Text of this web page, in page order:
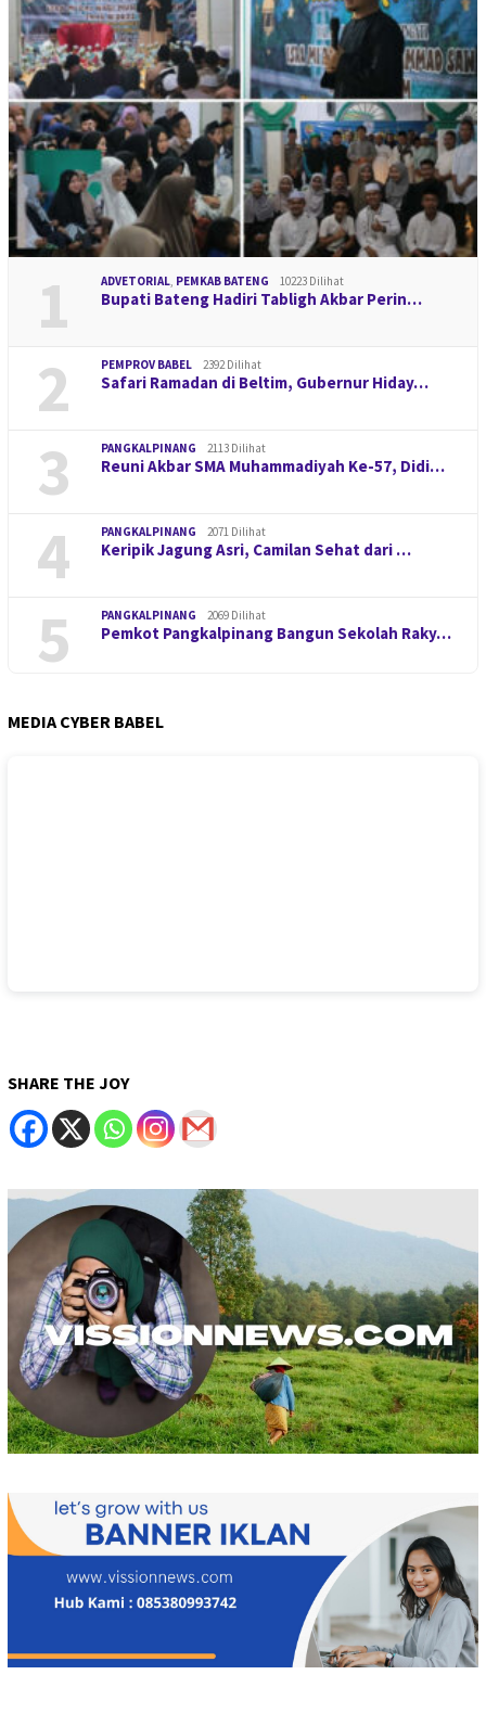
1 ADVETORIAL, PEMKAB BATENG 10223 Dilihat
Bupati Bateng Hadiri Tabligh Akbar Perin…
2 PEMPROV BABEL 2392 Dilihat
Safari Ramadan di Beltim, Gubernur Hiday…
3 PANGKALPINANG 2113 Dilihat
Reuni Akbar SMA Muhammadiyah Ke-57, Didi…
4 PANGKALPINANG 2071 Dilihat
Keripik Jagung Asri, Camilan Sehat dari …
5 PANGKALPINANG 2069 Dilihat
Pemkot Pangkalpinang Bangun Sekolah Raky…
MEDIA CYBER BABEL
SHARE THE JOY